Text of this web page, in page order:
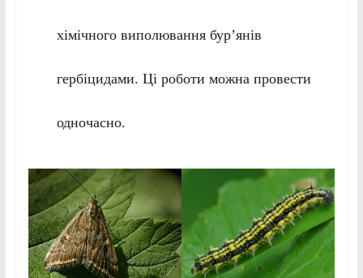
хімічного виполювання бур’янів
гербіцидами. Ці роботи можна провести
одночасно.